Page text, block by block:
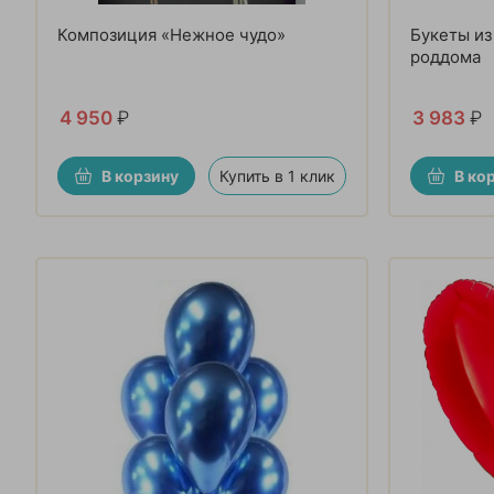
Композиция «Нежное чудо»
4 950 ₽
В корзину Купить в 1 клик
Букеты
роддома
3 983 ₽
В